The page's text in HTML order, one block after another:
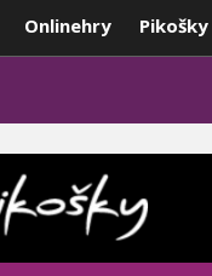
Onlinehry Pikošky